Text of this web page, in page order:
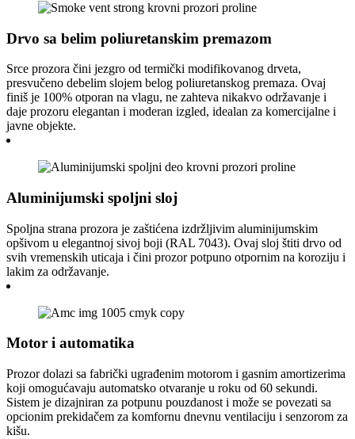
Drvo sa belim poliuretanskim premazom
Srce prozora čini jezgro od termički modifikovanog drveta,
presvučeno debelim slojem belog poliuretanskog premaza. Ovaj
finiš je 100% otporan na vlagu, ne zahteva nikakvo održavanje i
daje prozoru elegantan i moderan izgled, idealan za komercijalne i
javne objekte.
Aluminijumski spoljni sloj
Spoljna strana prozora je zaštićena izdržljivim aluminijumskim
opšivom u elegantnoj sivoj boji (RAL 7043). Ovaj sloj štiti drvo od
svih vremenskih uticaja i čini prozor potpuno otpornim na koroziju i
lakim za održavanje.
Motor i automatika
Prozor dolazi sa fabrički ugrađenim motorom i gasnim amortizerima
koji omogućavaju automatsko otvaranje u roku od 60 sekundi.
Sistem je dizajniran za potpunu pouzdanost i može se povezati sa
opcionim prekidačem za komfornu dnevnu ventilaciju i senzorom za
kišu.